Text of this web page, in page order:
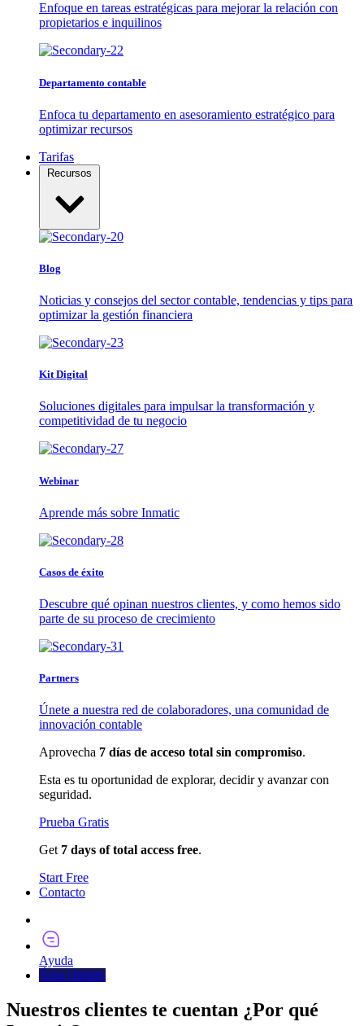
Enfoque en tareas estratégicas para mejorar la relación con
propietarios e inquilinos
Departamento contable
Enfoca tu departamento en asesoramiento estratégico para
optimizar recursos
Tarifas
Recursos
Blog
Noticias y consejos del sector contable, tendencias y tips para
optimizar la gestión financiera
Kit Digital
Soluciones digitales para impulsar la transformación y
competitividad de tu negocio
Webinar
Aprende más sobre Inmatic
Casos de éxito
Descubre qué opinan nuestros clientes, y como hemos sido
parte de su proceso de crecimiento
Partners
Únete a nuestra red de colaboradores, una comunidad de
innovación contable
Aprovecha 7 días de acceso total sin compromiso.
Esta es tu oportunidad de explorar, decidir y avanzar con
seguridad.
Prueba Gratis
Get 7 days of total access free.
Start Free
Contacto
Ayuda
Área clientes
Nuestros clientes te cuentan ¿Por qué